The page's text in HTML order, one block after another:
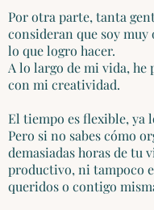
Por otra parte, tanta
consideran que soy muy
lo que logro hacer.
A lo largo de mi vida,
con mi creatividad.
El tiempo es flexible, ya
Pero si no sabes cómo
demasiadas horas de tu
productivo, ni tampoco
queridos o contigo